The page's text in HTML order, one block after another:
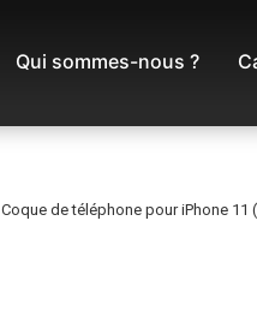
Qui sommes-nous ?
Coque de téléphone pour iPhone 11